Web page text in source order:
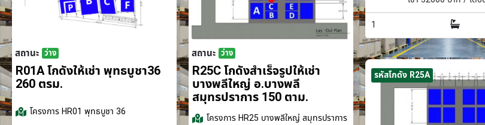
1
สถานะ ว่าง
R01A โกดังให้เช่า พุทธบูชา36
260 ตรม.
โครงการHR01 พุทธบูชา 36
สถานะ ว่าง
R25C โกดังสำเร็จรูปให้เช่า
บางพลีใหญ่ อ.บางพลี
สมุทรปราการ 150 ตาม.
โครงการHR25 บางพลีใหญ่ สมุทรปราการ
รหัสโกดัง R25A